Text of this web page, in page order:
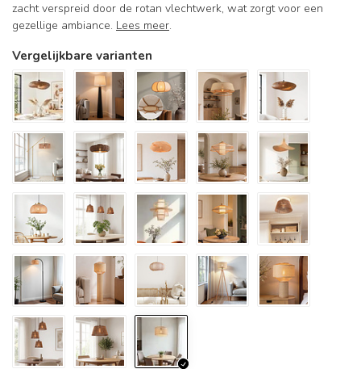
zacht verspreid door de rotan vlechtwerk, wat zorgt voor een
gezellige ambiance. Lees meer.
Vergelijkbare varianten